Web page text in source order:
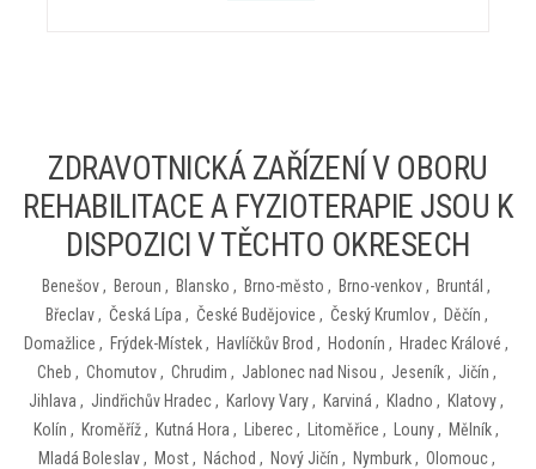
ZDRAVOTNICKÁ ZAŘÍZENÍ V OBORU
REHABILITACE A FYZIOTERAPIE JSOU K
DISPOZICI V TĚCHTO OKRESECH
Benešov, Beroun , Blansko , Brno-město , Brno-venkov, Bruntál ,
Břeclav, Česká Lípa , České Budějovice , Český Krumlov, Děčín ,
Domažlice , Frýdek-Místek, Havlíčkův Brod , Hodonín , Hradec Králové ,
Cheb , Chomutov, Chrudim , Jablonec nad Nisou , Jeseník, Jičín ,
Jihlava , Jindřichův Hradec, Karlovy Vary, Karviná , Kladno , Klatovy,
Kolín , Kroměříž, Kutná Hora , Liberec, Litoměřice , Louny, Mělník,
Mladá Boleslav, Most, Náchod , Nový Jičín , Nymburk, Olomouc,